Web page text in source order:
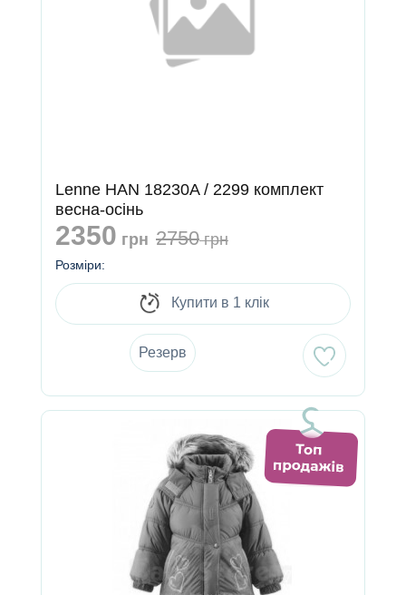
Lenne HAN 18230A / 2299 комплект
весна-осінь
2350 грн 2750грн
Розміри:
Купити в 1 клік
Резерв